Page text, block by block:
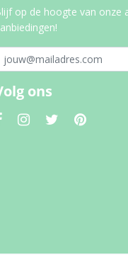
op de hoogte van onze
ons